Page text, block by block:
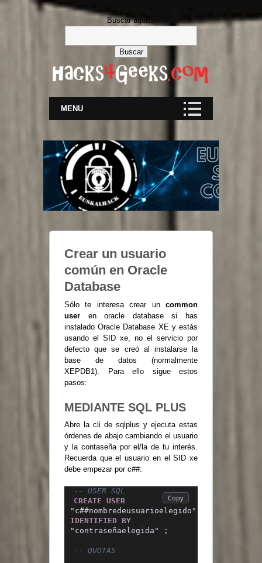
Buscar aquí...
MENU
Crear un usuario
común en Oracle
Database
Sólo te interesa crear un common
user en oracle database si has
instalado Oracle Database XE y estás
usando el SID xe, no el servicio por
defecto que se creó al instalarse la
base de datos (normalmente
XEPDB1). Para ello sigue estos
pasos:
MEDIANTE SQL PLUS
Abre la cli de sqlplus y ejecuta estas
órdenes de abajo cambiando el usuario
y la contaseña por el/la de tu interés.
Recuerda que el usuario en el SID xe
debe empezar por c##:
-- USER SQL
CREATE USER
IDENTIFIED BY
"contraseñaelegida" ;
-- QUOTAS